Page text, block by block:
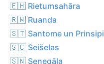
🇪🇭 Rietumsahāra
🇷🇼 Ruanda
🇸🇹 Santome un Prinsipi
🇸🇨 Seišelas
🇸🇳 Senegāla